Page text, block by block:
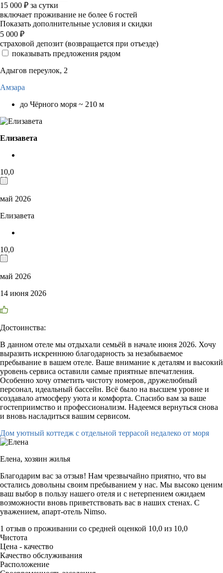
15 000 ₽ за сутки
включает проживание не более 6 гостей
Показать дополнительные условия и скидки
5 000 ₽
страховой депозит (возвращается при отъезде)
показывать предложения рядом
Адыгов переулок, 2
Амзара
до Чёрного моря ~ 210 м
Елизавета
10,0
май 2026
Елизавета
10,0
май 2026
14 июня 2026
Достоинства:
В данном отеле мы отдыхали семьёй в начале июня 2026. Хочу
выразить искреннюю благодарность за незабываемое
пребывание в вашем отеле. Ваше внимание к деталям и высокий
уровень сервиса оставили самые приятные впечатления.
Особенно хочу отметить чистоту номеров, дружелюбный
персонал, идеальный бассейн. Всё было на высшем уровне и
создавало атмосферу уюта и комфорта. Спасибо вам за ваше
гостеприимство и профессионализм. Надеемся вернуться снова
и вновь насладиться вашим сервисом.
Дом уютный коттедж с отдельной террасой недалеко от моря
Елена, хозяин жилья
Благодарим вас за отзыв! Нам чрезвычайно приятно, что вы
остались довольны своим пребыванием у нас. Мы высоко ценим
ваш выбор в пользу нашего отеля и с нетерпением ожидаем
возможности вновь приветствовать вас в наших стенах. С
уважением, апарт-отель Nimso.
1 отзыв о проживании со средней оценкой 10,0 из 10,0
Чистота
Цена - качество
Качество обслуживания
Расположение